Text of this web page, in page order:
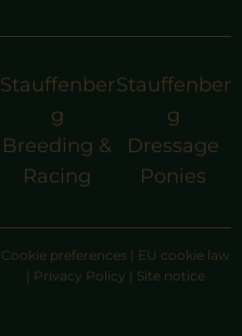
Stauffenber
g
Breeding &
Racing
Stauffenber
g
Dressage
Ponies
Cookie preferences | EU cookie law
| Privacy Policy | Site notice